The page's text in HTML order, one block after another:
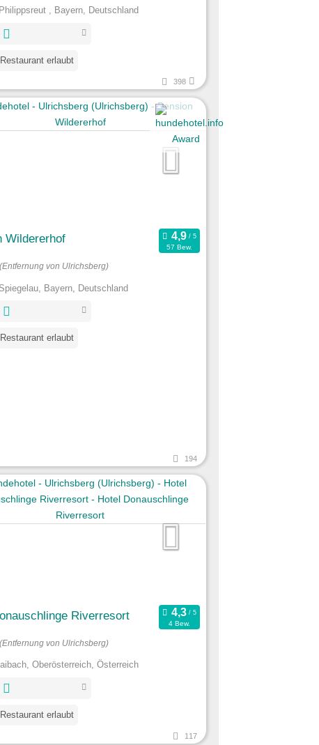
, Bayern, Deutschland
erlaubt
398
Wildererhof
57 Bew.
(Entfernung von Ulrichsberg)
Bayern, Deutschland
erlaubt
194
Riverresort
4 Bew.
(Entfernung von Ulrichsberg)
Oberösterreich, Österreich
erlaubt
117